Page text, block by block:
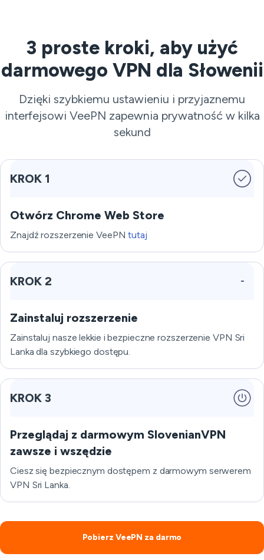
3 proste kroki, aby użyć
darmowego VPN dla Słowenii
Dzięki szybkiemu ustawieniu i przyjaznemu
interfejsowi VeePN zapewnia prywatność w kilka
sekund
KROK 1
Otwórz Chrome Web Store
Znajdź rozszerzenie VeePNtutaj
KROK 2
Zainstaluj rozszerzenie
Zainstaluj nasze lekkie i bezpieczne rozszerzenie VPN Sri
Lanka dla szybkiego dostępu.
KROK 3
Przeglądaj z darmowym SlovenianVPN
zawsze i wszędzie
Ciesz się bezpiecznym dostępem z darmowym serwerem
VPN Sri Lanka.
Pobierz VeePN za darmo